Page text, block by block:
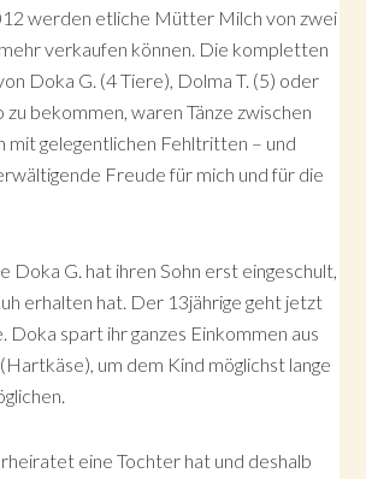
werden etliche Mütter Milch von zwei
verkaufen können. Die kompletten
Doka G. (4 Tiere), Dolma T. (5) oder
zu bekommen, waren Tänze zwischen
mit gelegentlichen Fehltritten – und
Freude für mich und für die
Doka G. hat ihren Sohn erst eingeschult,
erhalten hat. Der 13jährige geht jetzt
Doka spart ihr ganzes Einkommen aus
um dem Kind möglichst lange
eine Tochter hat und deshalb